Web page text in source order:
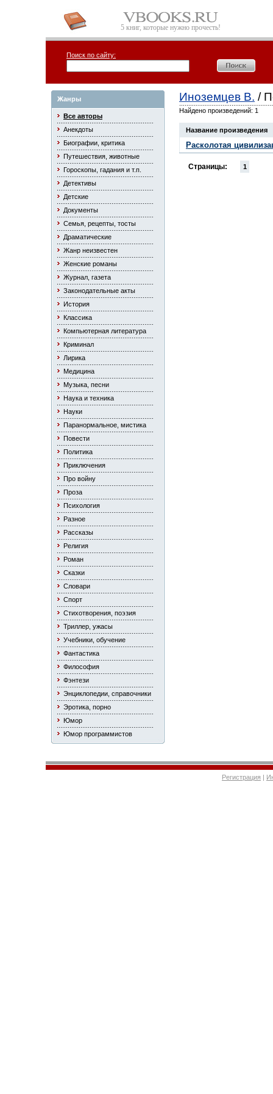
5 книг, которые нужно прочесть!
Поиск по сайту:
Жанры
Все авторы
Анекдоты
Биографии, критика
Путешествия, животные
Гороскопы, гадания и т.п.
Детективы
Детские
Документы
Семья, рецепты, тосты
Драматические
Жанр неизвестен
Женские романы
Журнал, газета
Законодательные акты
История
Классика
Компьютерная литература
Криминал
Лирика
Медицина
Музыка, песни
Наука и техника
Науки
Паранормальное, мистика
Повести
Политика
Приключения
Про войну
Проза
Психология
Разное
Рассказы
Религия
Роман
Сказки
Словари
Спорт
Стихотворения, поэзия
Триллер, ужасы
Учебники, обучение
Фантастика
Философия
Фэнтези
Энциклопедии, справочники
Эротика, порно
Юмор
Юмор программистов
Иноземцев В. /
Найдено произведений: 1
Название произведения
Расколотая
Страницы: 1
Регистрация |